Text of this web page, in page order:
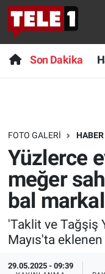
Son Dakika
FOTO GALERI HABER
Yüzlerce
meğer
bal
'Taklit ve Tağşiş
Mayıs'ta
29.05.2025 - 09:39
Anında
Başka
Bilim turu
Bilim ve
Doğa
Dünya
Ege Saati
Son Dakika
Haber
Dünya
Teknoloji
Sağlık
Spor
Yayın Akışı
Nöbetçi
Hava Durumu
Trafik Durumu
Süper Lig
Tüm Manşetler
Son Dakika
Haber Arşivi